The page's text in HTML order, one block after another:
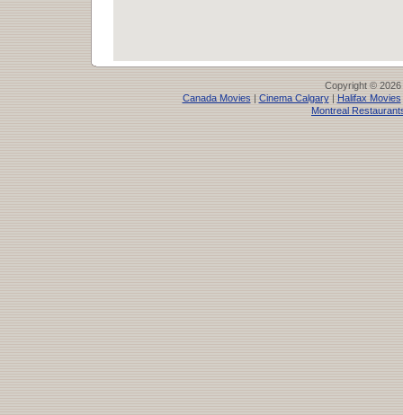
Copyright © 2026
Canada Movies | Cinema Calgary| Halifax Movies
Montreal